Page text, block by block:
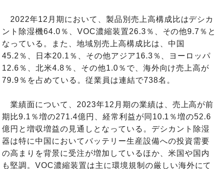
2022年12月期において、製品別売上高構成比はデシカ
ント除湿機64.0％、VOC濃縮装置26.3％、その他9.7％と
なっている。また、地域別売上高構成比は、中国
45.2％、日本20.1％、その他アジア16.3％、ヨーロッパ
12.6％、北米4.8％、その他1.0％で、海外向け売上高が
79.9％を占めている。従業員は連結で738名。
業績面について、2023年12月期の業績は、売上高が前
期比9.1％増の271.4億円、経常利益が同10.1％増の52.6
億円と増収増益の見通しとなっている。デシカント除湿
器は特に中国においてバッテリー生産設備への投資需要
の高まりを背景に受注が増加しているほか、米国や国内
も堅調。VOC濃縮装置は主に環境規制の厳しい海外にて